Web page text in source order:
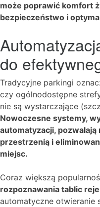
może poprawić komfort
bezpieczeństwo i
do
Tradycyjne parkingi
czy ogólnodostępne
nie są wystarczające
Nowoczesne systemy,
automatyzacji, pozwalają
przestrzenią i
miejsc.
Coraz większą
rozpoznawania tablic
automatyczne otwieranie